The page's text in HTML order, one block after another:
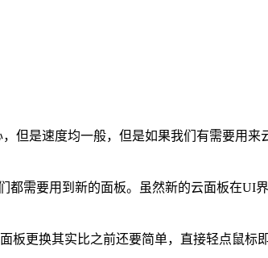
但是速度均一般，但是如果我们有需要用来
需要用到新的面板。虽然新的云面板在UI
板更换其实比之前还要简单，直接轻点鼠标即